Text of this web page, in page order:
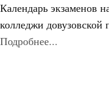
Календарь экзаменов
колледжи довузовской
Подробнее...